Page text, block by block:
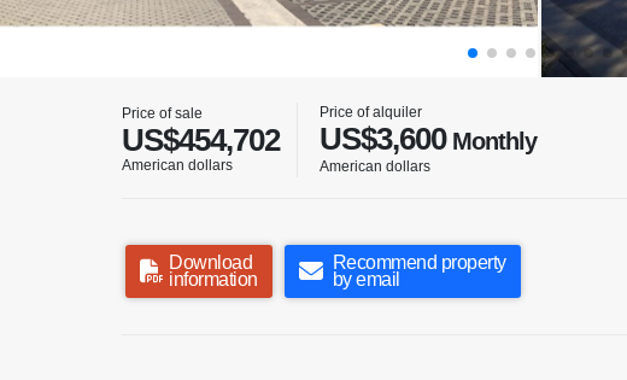
Price of sale
US$454,702
American dollars
Price of alquiler
US$3,600Monthly
American dollars
Download
information
Recommend property
by email